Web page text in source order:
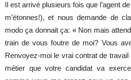
Il est arrivé plusieurs fois que l’agent
m’étonnes!), et nous demande de
modo ça donnait ça: « Non mais
train de vous foutre de moi? Vous
Renvoyez-moi le vrai contrat de
métier que votre candidat va